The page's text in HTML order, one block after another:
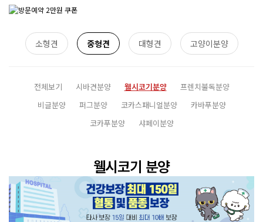
소형견 중형견 대형견 고양이분양
전체보기 시바견분양 웰시코기분양
프렌치불독분양
비글분양
퍼그분양 코카스패니얼분양
카바푸분양
코카푸분양
샤페이분양
웰시코기 분양